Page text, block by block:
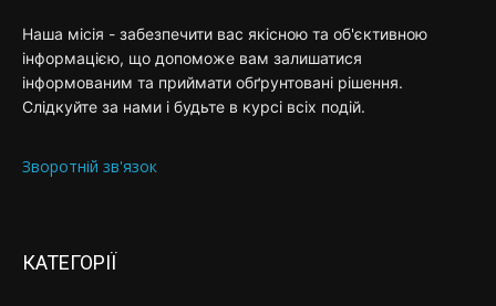
Наша місія - забезпечити вас якісною та об'єктивною
інформацією, що допоможе вам залишатися
інформованим та приймати обґрунтовані рішення.
Слідкуйте за нами і будьте в курсі всіх подій.
Зворотній зв'язок
КАТЕГОРІЇ